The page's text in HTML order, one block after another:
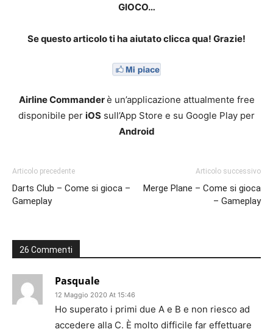
GIOCO…
Se questo articolo ti ha aiutato clicca qua! Grazie!
Airline Commanderè un’applicazione attualmente free
disponibile per iOS sull’App Store e su Google Play per
Android
Articolo precedente
Darts Club – Come si gioca –
Gameplay
Articolo successivo
Merge Plane – Come si gioca
– Gameplay
26 Commenti
Pasquale
12 Maggio 2020 At 15:46
Ho superato i primi due A e B e non riesco ad
accedere alla C. È molto difficile far effettuare